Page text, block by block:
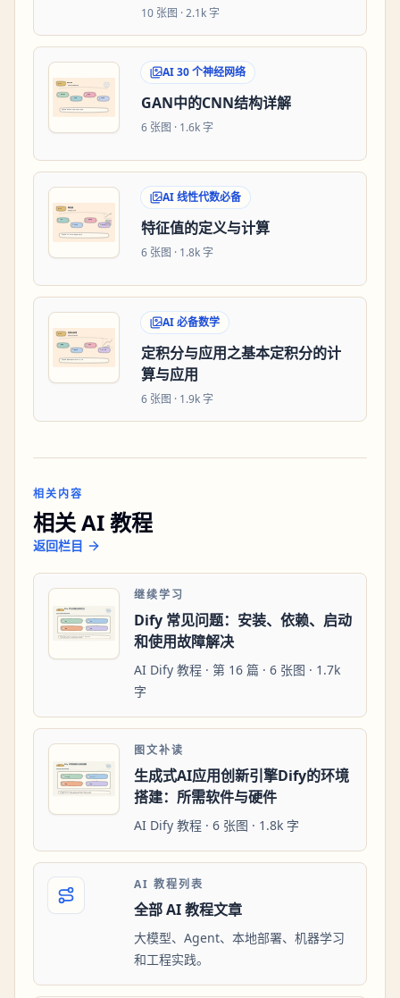
10 张图 ·2.1k 字
AI 30 个神经网络
GAN中的CNN结构详解
6 张图 · 1.6k 字
AI 线性代数必备
特征值的定义与计算
6 张图 · 1.8k 字
AI 必备数学
定积分与应用之基本定积分的计
算与应用
6 张图 · 1.9k 字
相关内容
相关 AI 教程
返回栏目
继续学习
Dify 常见问题：安装、依赖、启动
和使用故障解决
AI Dify 教程 · 第 16 篇 · 6 张图 · 1.7k
字
图文补读
生成式AI应用创新引擎Dify的环境
搭建：所需软件与硬件
AI Dify 教程 · 6 张图 · 1.8k 字
AI 教程列表
全部 AI 教程文章
大模型、Agent、本地部署、机器学习
和工程实践。